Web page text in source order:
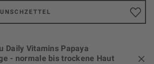
Daily Vitamins Papaya
- normale bis trockene Haut